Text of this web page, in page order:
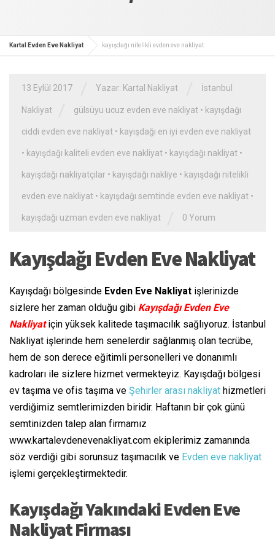
Kartal Evden Eve Nakliyat kayışdağı nitelikli evden eve nakliyat
13 Eylül 2017 Yazar: Kartal Nakliyat İstanbul
Nakliyat gülsüyu ucuz evden eve nakliyat • kayışdağı
ciddi evden eve nakliyat • kayışdağı en iyi evden eve nakliyat
• kayışdağı kaliteli evden eve nakliyat • kayışdağı nakliyat •
kayışdağı nakliyatçılar • kayışdağı nakliye • kayışdağı nitelikli
evden eve nakliyat • kayışdağı semtinde evden eve nakliyat •
kayışdağı uzman evden eve nakliyat 0 Yorum
Kayışdağı Evden Eve Nakliyat
Kayışdağı bölgesinde Evden Eve Nakliyat işlerinizde
sizlere her zaman olduğu gibi Kayışdağı Evden Eve
Nakliyatiçin yüksek kalitede taşımacılık sağlıyoruz. İstanbul
Nakliyat işlerinde hem senelerdir sağlanmış olan tecrübe,
hem de son derece eğitimli personelleri ve donanımlı
kadroları ile sizlere hizmet vermekteyiz. Kayışdağı bölgesi
ev taşıma ve ofis taşıma ve Şehirler arası nakliyat hizmetleri
verdiğimiz semtlerimizden biridir. Haftanın bir çok günü
semtinizden talep alan firmamız
www.kartalevdenevenakliyat.com ekiplerimiz zamanında
söz verdiği gibi sorunsuz taşımacılık ve Evden eve nakliyat
işlemi gerçekleştirmektedir.
Kayışdağı Yakındaki Evden Eve
Nakliyat Firması